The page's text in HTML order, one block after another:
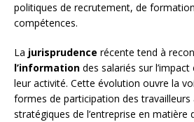
politiques de recrutement, de
compétences.
La jurisprudence récente tend à
l’information des salariés sur
leur activité. Cette évolution ouvre la
formes de participation des travailleurs
stratégiques de l’entreprise en matière